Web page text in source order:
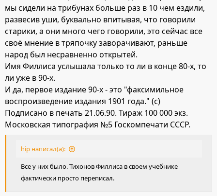
мы сидели на трибунах больше раз в 10 чем ездили,
развесив уши, буквально впитывая, что говорили
старики, а они много чего говорили, это сейчас все
своё мнение в тряпочку заворачивают, раньше
народ был несравненно открытей.
Имя Филлиса услышала только то ли в конце 80-х, то
ли уже в 90-х.
И да, первое издание 90-х - это "факсимильное
воспроизведение издания 1901 года." (с)
Подписано в печать 21.06.90. Тираж 100 000 экз.
Московская типография №5 Госкомпечати СССР.
hip написал(а):
Все у них было. Тихонов Филлиса в своем учебнике
фактически просто переписал.